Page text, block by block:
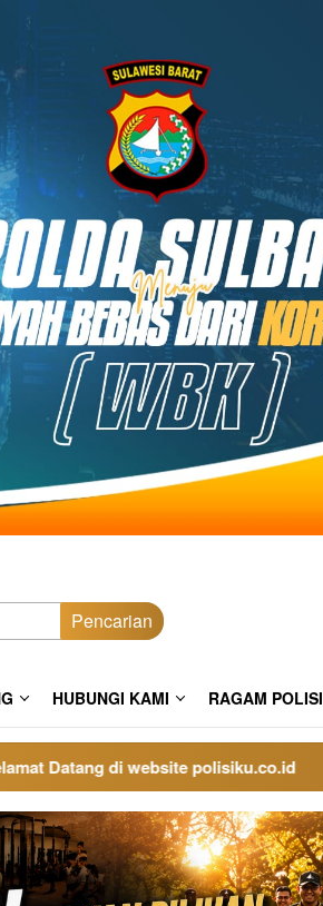
Pencarian
HUBUNGI KAMI RAGAM POLISI
Datang di website polisiku.co.id